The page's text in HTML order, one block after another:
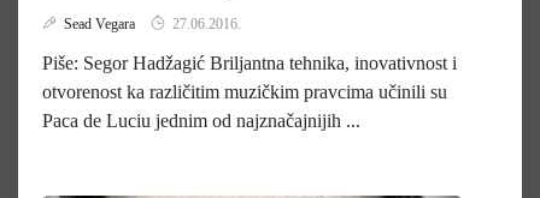
Sead Vegara 27.06.2016.
Piše: Segor Hadžagić Briljantna tehnika, inovativnost i
otvorenost ka različitim muzičkim pravcima učinili su
Paca de Luciu jednim od najznačajnijih ...